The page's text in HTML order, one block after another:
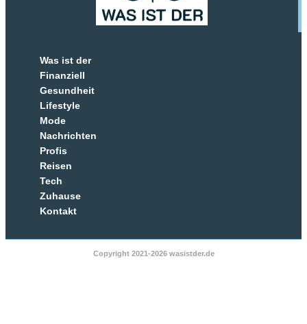
Was ist der
Finanziell
Gesundheit
Lifestyle
Mode
Nachrichten
Profis
Reisen
Tech
Zuhause
Kontakt
Copyright 2021-2026 wasistder.de